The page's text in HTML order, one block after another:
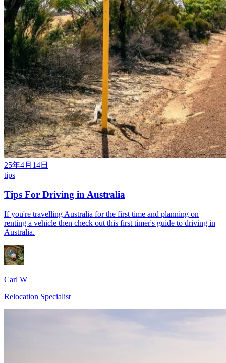
25年4月14日
tips
Tips For Driving in Australia
If you're travelling Australia for the first time and planning on
renting a vehicle then check out this first timer's guide to driving in
Australia.
Carl W
Relocation Specialist